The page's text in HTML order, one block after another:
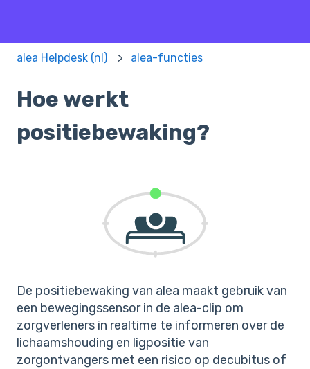
alea Helpdesk (nl) alea-functies
Hoe werkt
positiebewaking?
De positiebewaking van alea maakt gebruik van
een bewegingssensor in de alea-clip om
zorgverleners in realtime te informeren over de
lichaamshouding en ligpositie van
zorgontvangers met een risico op decubitus of